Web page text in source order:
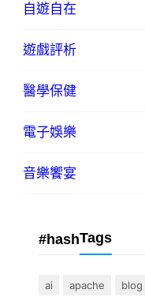
自遊自在
遊戲評析
醫學保健
電子娛樂
音樂饗宴
#hashTags
ai apache blog